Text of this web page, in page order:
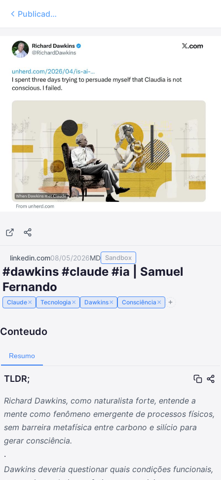
Publicados
linkedin.com08/05/2026MD Sandbox
#dawkins #claude #ia | Samuel
Fernando
Claude× Tecnologia × Dawkins× Consciência ×
Conteudo
Resumo
TLDR;
Richard Dawkins, como naturalista forte, entende a
mente como fenômeno emergente de processos físicos,
sem barreira metafísica entre carbono e silício para
gerar consciência.
.
Dawkins deveria questionar quais condições funcionais,